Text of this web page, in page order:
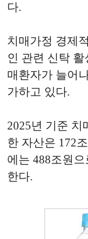
다.
치매가정 경제
인 관련 신탁 활
매환자가 늘어
가하고 있다.
2025년 기준 치
한 자산은 172
에는 488조원
한다.